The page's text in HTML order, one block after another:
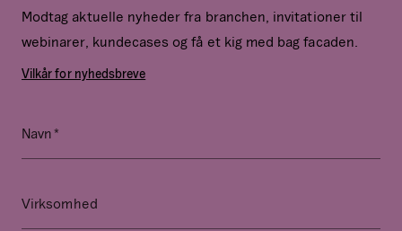
Modtag aktuelle nyheder fra branchen, invitationer til
webinarer, kundecases og få et kig med bag facaden.
Vilkår for nyhedsbreve
Navn
Virksomhed
Name